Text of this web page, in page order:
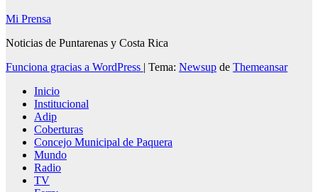
Mi Prensa
Noticias de Puntarenas y Costa Rica
Funciona gracias a WordPress | Tema: Newsup de Themeansar
Inicio
Institucional
Adip
Coberturas
Concejo Municipal de Paquera
Mundo
Radio
TV